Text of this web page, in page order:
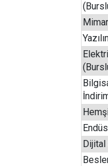
Dijital